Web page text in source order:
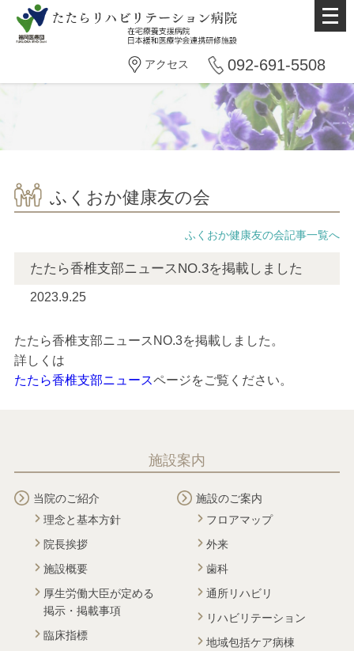
メ
ニ
ー
を
開
く
092-691-5508
アクセス
ふくおか健康友の会
ふくおか健康友の会記事一覧へ
たたら香椎支部ニュースNO.3を掲載しました
2023.9.25
たたら香椎支部ニュースNO.3を掲載しました。
詳しくは
たたら香椎支部ニュースページをご覧ください。
施設案内
当院のご紹介
理念と基本方針
院長挨拶
施設概要
厚生労働大臣が定める
掲示・掲載事項
臨床指標
施設のご案内
フロアマップ
外来
歯科
通所リハビリ
リハビリテーション
地域包括ケア病棟